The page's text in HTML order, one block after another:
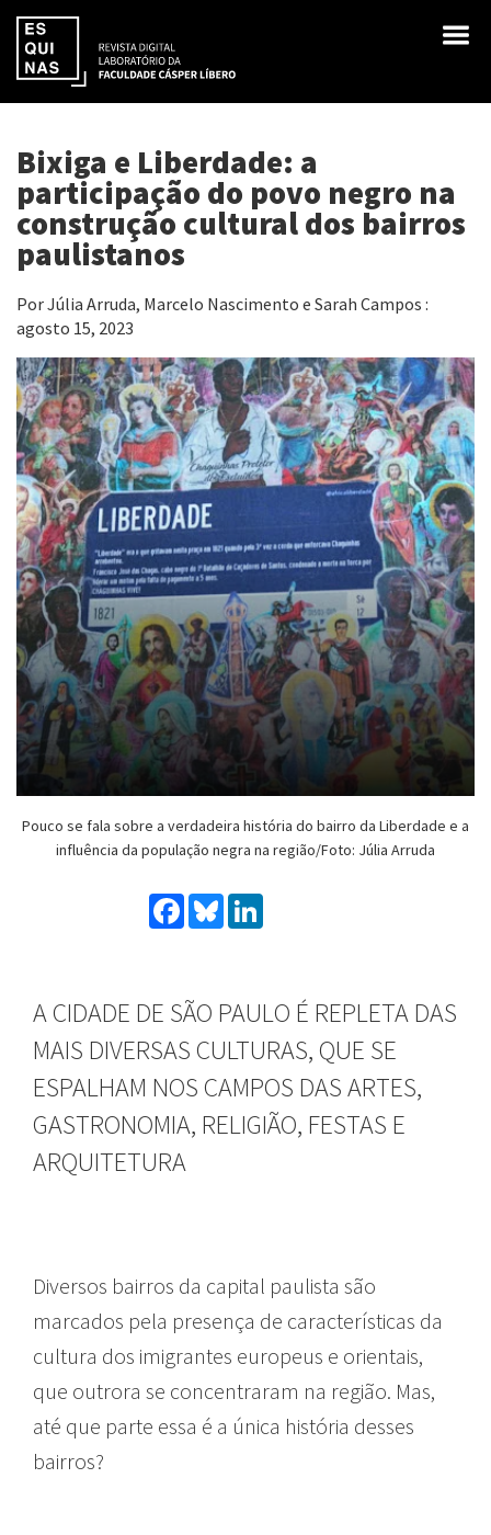
Bixiga e Liberdade: a
participação do povo negro na
construção cultural dos bairros
paulistanos
Por Júlia Arruda, Marcelo Nascimento e Sarah Campos :
agosto 15, 2023
Pouco se fala sobre a verdadeira história do bairro da Liberdade e a
influência da população negra na região/Foto: Júlia Arruda
Facebook
Bluesky
A CIDADE DE SÃO PAULO É REPLETA DAS
MAIS DIVERSAS CULTURAS, QUE SE
ESPALHAM NOS CAMPOS DAS ARTES,
GASTRONOMIA, RELIGIÃO, FESTAS E
ARQUITETURA
Diversos bairros da capital paulista são
marcados pela presença de características da
cultura dos imigrantes europeus e orientais,
que outrora se concentraram na região. Mas,
até que parte essa é a única história desses
bairros?